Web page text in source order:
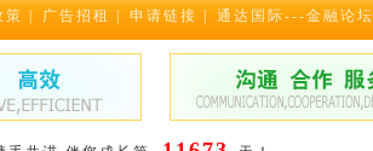
策 广告招租 申请链接 通达国际---金融论坛